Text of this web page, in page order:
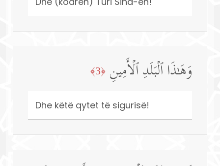
وَهَـٰذَا ٱلۡبَلَدِ ٱلۡأَمِینِ ﴿3﴾
Dhe këtë qytet të sigurisë!